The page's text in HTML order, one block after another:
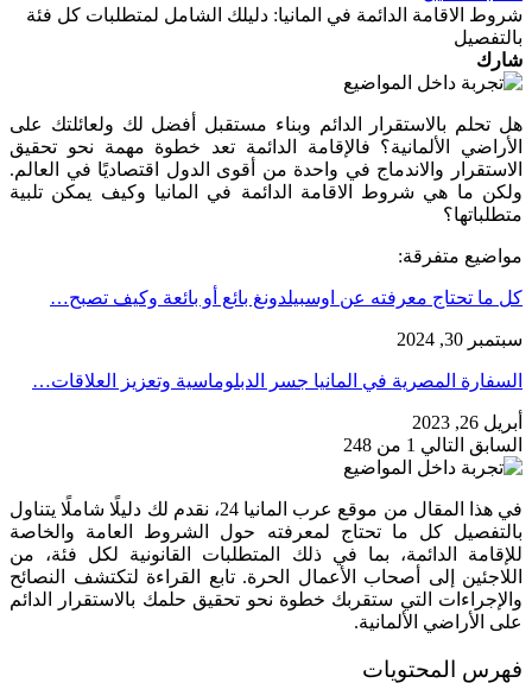
شروط الاقامة الدائمة في المانيا: دليلك الشامل لمتطلبات كل فئة
بالتفصيل
شارك
هل تحلم بالاستقرار الدائم وبناء مستقبل أفضل لك ولعائلتك على
الأراضي الألمانية؟ فالإقامة الدائمة تعد خطوة مهمة نحو تحقيق
الاستقرار والاندماج في واحدة من أقوى الدول اقتصاديًا في العالم.
ولكن ما هي شروط الاقامة الدائمة في المانيا وكيف يمكن تلبية
متطلباتها؟
مواضيع متفرقة:
كل ما تحتاج معرفته عن اوسبيلدونغ بائع أو بائعة وكيف تصبح…
سبتمبر 30, 2024
السفارة المصرية في المانيا جسر الدبلوماسية وتعزيز العلاقات…
أبريل 26, 2023
السابق التالي 1 من 248
في هذا المقال من موقع عرب المانيا 24، نقدم لك دليلًا شاملًا يتناول
بالتفصيل كل ما تحتاج لمعرفته حول الشروط العامة والخاصة
للإقامة الدائمة، بما في ذلك المتطلبات القانونية لكل فئة، من
اللاجئين إلى أصحاب الأعمال الحرة. تابع القراءة لتكتشف النصائح
والإجراءات التي ستقربك خطوة نحو تحقيق حلمك بالاستقرار الدائم
على الأراضي الألمانية.
فهرس المحتويات